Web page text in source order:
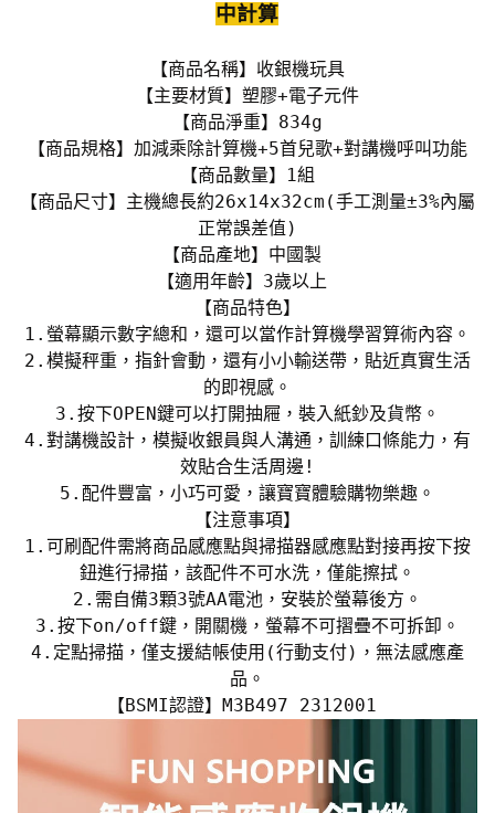
中計算
【商品名稱】收銀機玩具
【主要材質】塑膠+電子元件
【商品淨重】834g
【商品規格】加減乘除計算機+5首兒歌+對講機呼叫功能
【商品數量】1組
【商品尺寸】主機總長約26x14x32cm(手工測量±3%內屬
正常誤差值)
【商品產地】中國製
【適用年齡】3歲以上
【商品特色】
1.螢幕顯示數字總和，還可以當作計算機學習算術內容。
2.模擬秤重，指針會動，還有小小輸送帶，貼近真實生活
的即視感。
3.按下OPEN鍵可以打開抽屜，裝入紙鈔及貨幣。
4.對講機設計，模擬收銀員與人溝通，訓練口條能力，有
效貼合生活周邊!
5.配件豐富，小巧可愛，讓寶寶體驗購物樂趣。
【注意事項】
1.可刷配件需將商品感應點與掃描器感應點對接再按下按
鈕進行掃描，該配件不可水洗，僅能擦拭。
2.需自備3顆3號AA電池，安裝於螢幕後方。
3.按下on/off鍵，開關機，螢幕不可摺疊不可拆卸。
4.定點掃描，僅支援結帳使用(行動支付)，無法感應產
品。
【BSMI認證】M3B497 2312001